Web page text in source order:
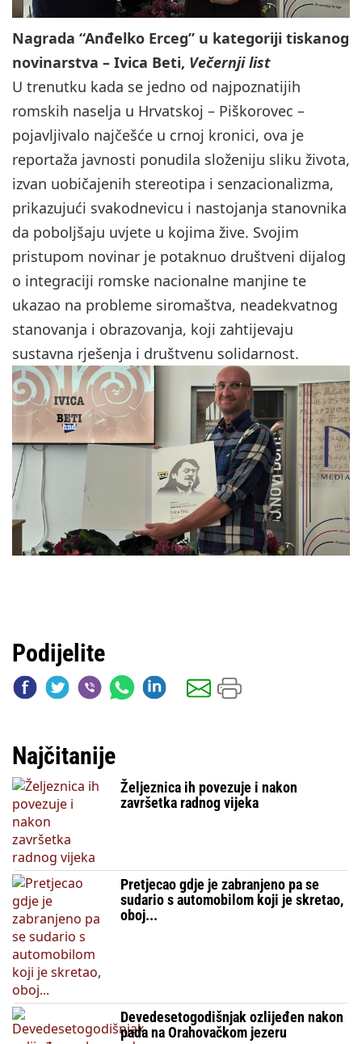
Nagrada “Anđelko Erceg” u kategoriji tiskanog
novinarstva – Ivica Beti, Večernji list
U trenutku kada se jedno od najpoznatijih
romskih naselja u Hrvatskoj – Piškorovec –
pojavljivalo najčešće u crnoj kronici, ova je
reportaža javnosti ponudila složeniju sliku života,
izvan uobičajenih stereotipa i senzacionalizma,
prikazujući svakodnevicu i nastojanja stanovnika
da poboljšaju uvjete u kojima žive. Svojim
pristupom novinar je potaknuo društveni dijalog
o integraciji romske nacionalne manjine te
ukazao na probleme siromaštva, neadekvatnog
stanovanja i obrazovanja, koji zahtijevaju
sustavna rješenja i društvenu solidarnost.
Podijelite
Najčitanije
Željeznica ih povezuje i nakon
završetka radnog vijeka
Pretjecao gdje je zabranjeno pa se
sudario s automobilom koji je skretao,
oboj...
Devedesetogodišnjak ozlijeđen nakon
pada na Orahovačkom jezeru